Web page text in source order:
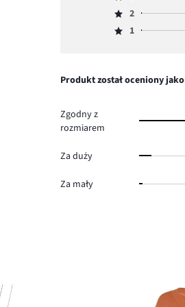
głosów
ilość
głosów
3,
ilość
Ocena
2,
10.
2
Ocena
głosów
1
Produkt został oceniony
Zgodny z
rozmiarem
Za duży
Za mały